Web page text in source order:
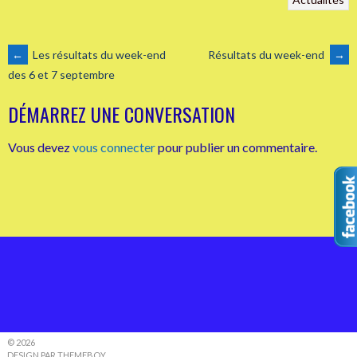
NAVIGATION
DES
ARTICLES
←
Les résultats du week-end
des 6 et 7 septembre
Résultats du week-end →
DÉMARREZ UNE CONVERSATION
Vous devezvous connecterpour publier un commentaire.
© 2026
DESIGN PAR THEMEBOY